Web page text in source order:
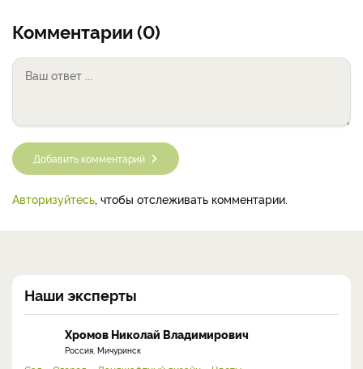
Комментарии (0)
Добавить комментарий
Авторизуйтесь , чтобы отслеживать комментарии.
Наши эксперты
Хромов Николай Владимирович
Россия, Мичуринск